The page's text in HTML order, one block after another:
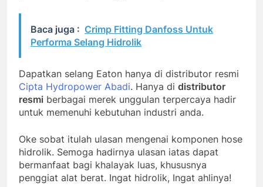
Baca juga : Crimp Fitting Danfoss Untuk
Performa Selang Hidrolik
Dapatkan selang Eaton hanya di distributor resmi
Cipta Hydropower Abadi. Hanya di distributor
resmi berbagai merek unggulan terpercaya hadir
untuk memenuhi kebutuhan industri anda.
Oke sobat itulah ulasan mengenai komponen hose
hidrolik. Semoga hadirnya ulasan iatas dapat
bermanfaat bagi khalayak luas, khususnya
penggiat alat berat. Ingat hidrolik, Ingat ahlinya!